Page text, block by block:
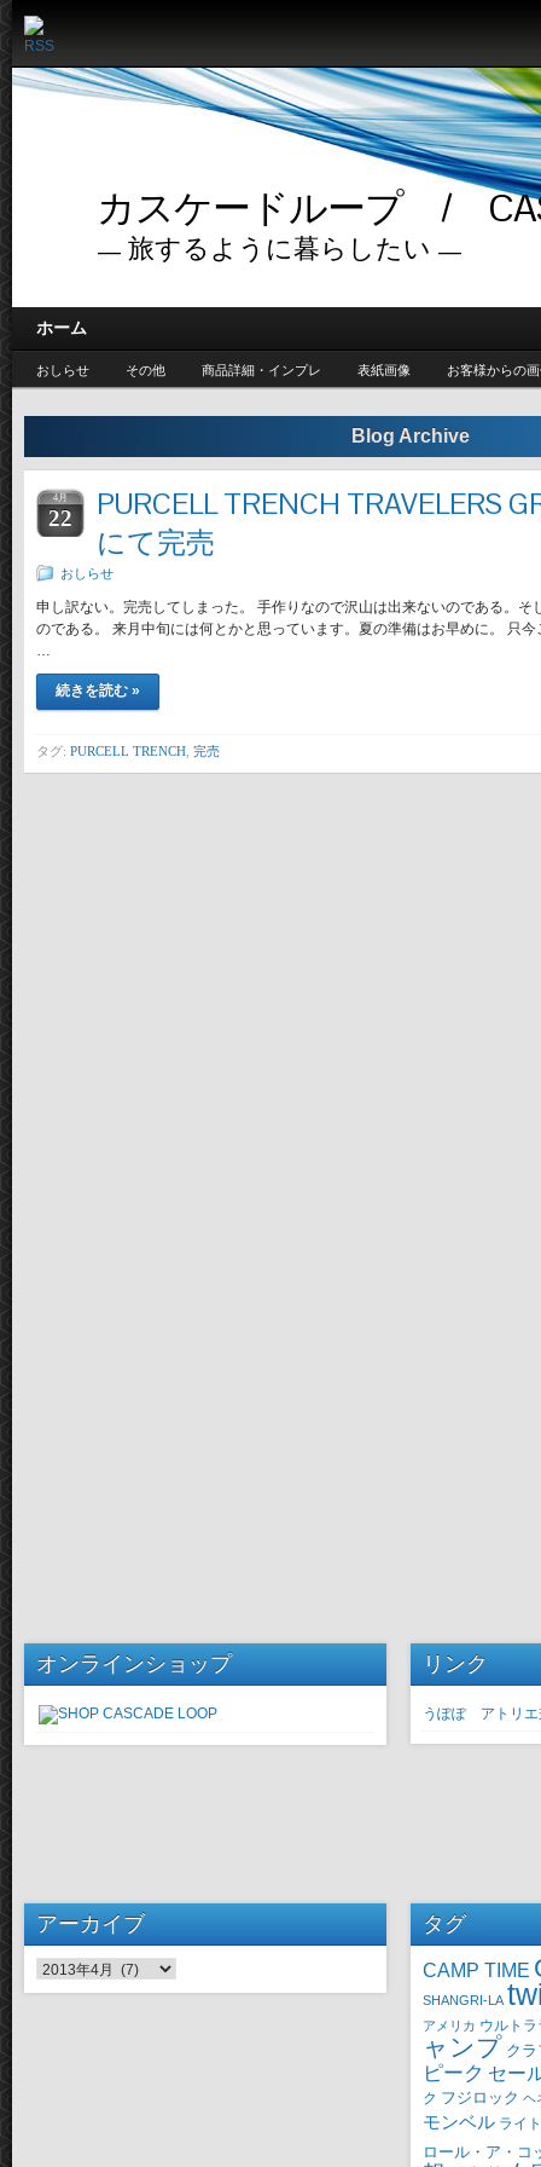
カスケードループ /
— 旅するように暮らしたい —
ホーム
おしらせ その他 商品詳細・インプレ 表紙画像 お客様からの
Blog Archive
4月
22
PURCELL TRENCH TRAVELERS
にて完売
おしらせ
申し訳ない。完売してしまった。 手作りなので沢山は出来ないのである。
のである。 来月中旬には何とかと思っています。夏の準備はお早めに。 只
…
続きを読む »
タグ: PURCELL TRENCH 完売
オンラインショップ リンク
うぽぽ アトリエ
アーカイブ
アーカイブ
タグ
CAMP TIME
SHANGRI-LA
アメリカ ウルト
ャンプ ク
ピーク セー
ク フジロック ヘ
モンベル ライト
ロール・ア・コ